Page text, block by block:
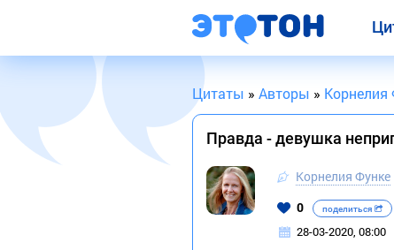
Цитаты » Авторы » Корнелия
Правда - девушка
Корнелия Функе
0 поделиться
28-03-2020, 08:00